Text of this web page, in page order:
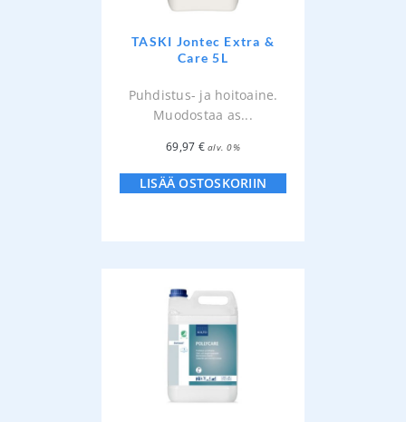
TASKI Jontec Extra &
Care 5L
Puhdistus- ja hoitoaine.
Muodostaa as...
69,97 € alv. 0%
LISÄÄ OSTOSKORIIN